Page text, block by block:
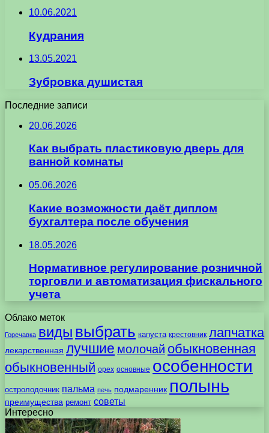
10.06.2021
Кудрания
13.05.2021
Зубровка душистая
Последние записи
20.06.2026
Как выбрать пластиковую дверь для
ванной комнаты
05.06.2026
Какие возможности даёт диплом
бухгалтера после обучения
18.05.2026
Нормативное регулирование розничной
торговли и автоматизация фискального
учета
Облако меток
Горечавка виды выбрать капуста крестовник лапчатка
лекарственная лучшие молочай обыкновенная
обыкновенный орех основные особенности
остролодочник пальма печь подмаренник полынь
преимущества ремонт советы
Интересно